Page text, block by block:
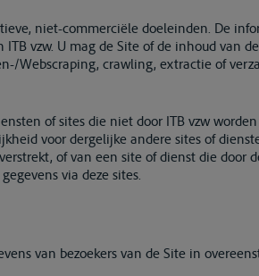
niet-commerciële doeleinden. De
vzw. U mag de Site of de inhoud van
Webscraping, crawling, extractie of
of sites die niet door ITB vzw
voor dergelijke andere sites of
of van een site of dienst die
via deze sites.
van bezoekers van de Site in